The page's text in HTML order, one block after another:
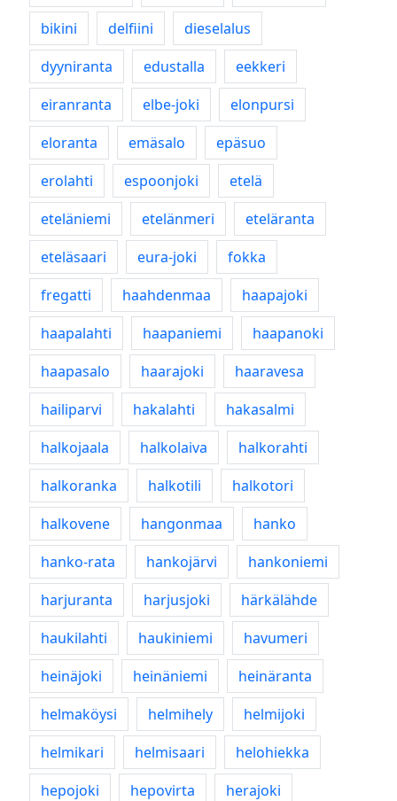
bikini
delfiini
dieselalus
dyyniranta
edustalla
eekkeri
eiranranta
elbe-joki
elonpursi
eloranta
emäsalo
epäsuo
erolahti
espoonjoki
etelä
eteläniemi
etelänmeri
eteläranta
eteläsaari
eura-joki
fokka
fregatti
haahdenmaa
haapajoki
haapalahti
haapaniemi
haapanoki
haapasalo
haarajoki
haaravesa
hailiparvi
hakalahti
hakasalmi
halkojaala
halkolaiva
halkorahti
halkoranka
halkotili
halkotori
halkovene
hangonmaa
hanko
hanko-rata
hankojärvi
hankoniemi
harjuranta
harjusjoki
härkälähde
haukilahti
haukiniemi
havumeri
heinäjoki
heinäniemi
heinäranta
helmaköysi
helmihely
helmijoki
helmikari
helmisaari
helohiekka
hepojoki
hepovirta
herajoki